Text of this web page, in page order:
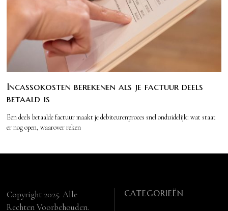
Incassokosten berekenen als je factuur deels
betaald is
Een deels betaalde factuur maakt je debiteurenproces snel onduidelijk: wat staat
er nog open, waarover reken
Copyright 2025. Alle
Rechten Voorbehouden.
CATEGORIEËN